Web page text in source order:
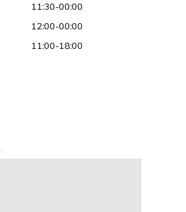
11:30-00:00
12:00-00:00
11:00-18:00